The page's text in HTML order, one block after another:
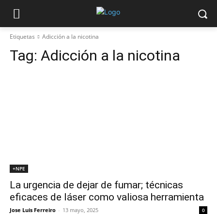
Etiquetas Adicción a la nicotina
Tag: Adicción a la nicotina
+NPE
La urgencia de dejar de fumar; técnicas
eficaces de láser como valiosa herramienta
Jose Luis Ferreiro - 13 mayo, 2025 0